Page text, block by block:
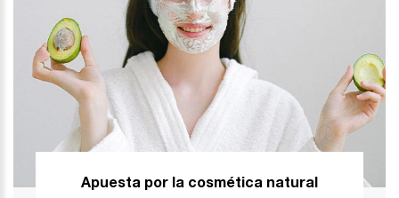
Apuesta por la cosmética natural